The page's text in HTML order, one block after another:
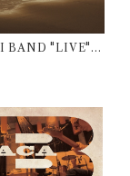
BAND "LIVE" C
/ ARAMAKI B